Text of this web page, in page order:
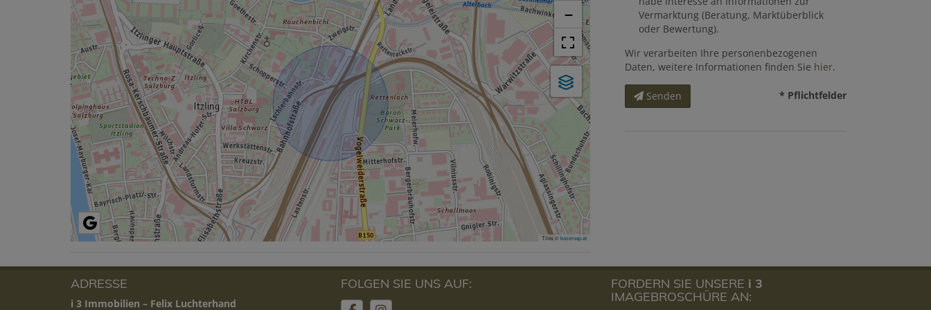
−
Tiles ©basemap.at
Vermarktung (Beratung, Marktüberblick
oder Bewertung).
Wir verarbeiten Ihre personenbezogenen
Daten, weitere Informationen finden Sie hier.
Senden * Pflichtfelder
ADRESSE
i 3 Immobilien – Felix Luchterhand
FOLGEN SIE UNS AUF: FORDERN SIE UNSERE i 3
IMAGEBROSCHÜRE AN: